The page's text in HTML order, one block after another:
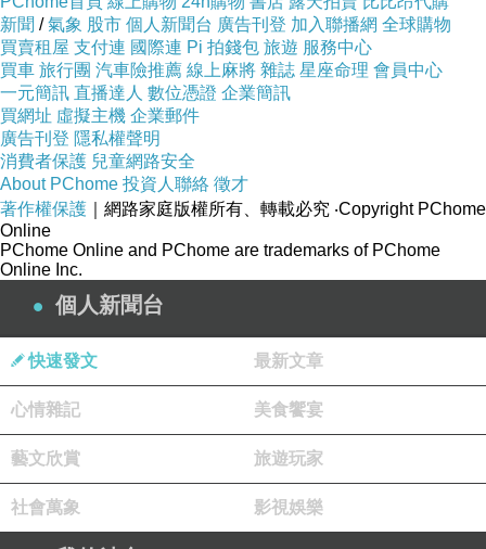
http://www.momoshop.com.tw/goods/GoodsDet
ail.jsp?
i_code=2583937&memid=6000000188&cid=a
puad&oid=1&osm=league
商品訊息功能:
品號：2583937
人造皮+網布 橡膠大底抓地力強
排水快乾設計炎夏戲水最佳選擇
強化抓地力與耐走的避震鞋底
質感柔軟舒適亮眼有型
鞋面多點調整固定足部活動中不脫
新聞 /氣象 股市 個人新聞台 廣告刊登 加入聯播網 全球購物
買賣租屋 支付連 國際連 Pi 拍錢包 旅遊 服務中心
買車 旅行團 汽車險推薦 線上麻將 雜誌 星座命理 會員中心
一元簡訊 直播達人 數位憑證 企業簡訊
買網址 虛擬主機 企業郵件
廣告刊登 隱私權聲明
消費者保護 兒童網路安全
About PChome 投資人聯絡 徵才
著作權保護 ｜網路家庭版權所有、轉載必究 ‧Copyright PChome
Online
PChome Online and PChome are trademarks of PChome
Online Inc.
個人新聞台
快速發文 最新文章
心情雜記 美食饗宴
藝文欣賞 旅遊玩家
社會萬象 影視娛樂